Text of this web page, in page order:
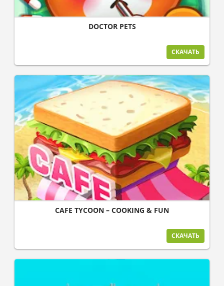
DOCTOR PETS
СКАЧАТЬ
CAFE TYCOON – COOKING & FUN
СКАЧАТЬ